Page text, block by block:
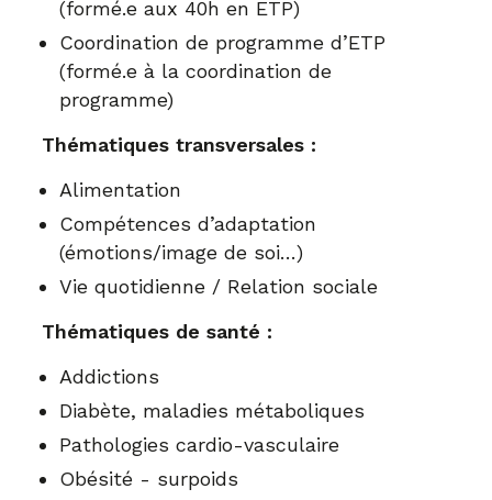
(formé.e aux 40h en ETP)
Coordination de programme d’ETP
(formé.e à la coordination de
programme)
Thématiques transversales :
Alimentation
Compétences d’adaptation
(émotions/image de soi…)
Vie quotidienne / Relation sociale
Thématiques de santé :
Addictions
Diabète, maladies métaboliques
Pathologies cardio-vasculaire
Obésité - surpoids